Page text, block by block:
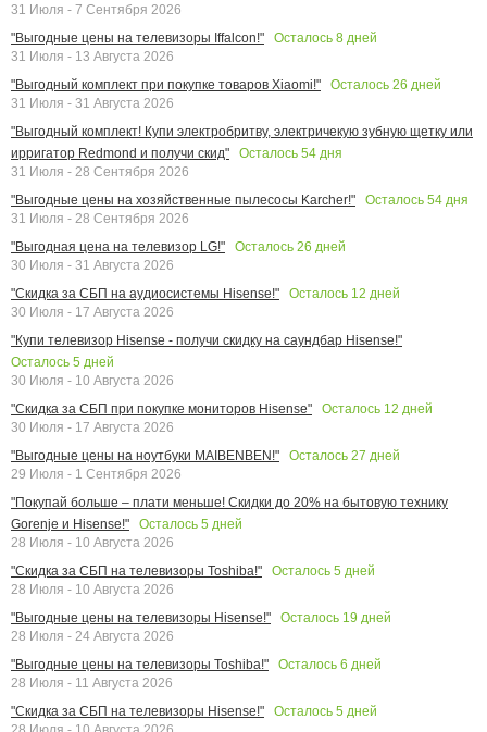
31 Июля - 7 Сентября 2026
"Выгодные цены на телевизоры Iffalcon!"
Осталось 8 дней
31 Июля - 13 Августа 2026
"Выгодный комплект при покупке товаров Xiaomi!"
Осталось 26 дней
31 Июля - 31 Августа 2026
"Выгодный комплект! Купи электробритву, электричекую зубную щетку или
ирригатор Redmond и получи скид"
Осталось 54 дня
31 Июля - 28 Сентября 2026
"Выгодные цены на хозяйственные пылесосы Karcher!"
Осталось 54 дня
31 Июля - 28 Сентября 2026
"Выгодная цена на телевизор LG!"
Осталось 26 дней
30 Июля - 31 Августа 2026
"Скидка за СБП на аудиосистемы Hisense!"
Осталось 12 дней
30 Июля - 17 Августа 2026
"Купи телевизор Hisense - получи скидку на саундбар Hisense!"
Осталось 5 дней
30 Июля - 10 Августа 2026
"Скидка за СБП при покупке мониторов Hisense"
Осталось 12 дней
30 Июля - 17 Августа 2026
"Выгодные цены на ноутбуки MAIBENBEN!"
Осталось 27 дней
29 Июля - 1 Сентября 2026
"Покупай больше – плати меньше! Скидки до 20% на бытовую технику
Gorenje и Hisense!"
Осталось 5 дней
28 Июля - 10 Августа 2026
"Скидка за СБП на телевизоры Toshiba!"
Осталось 5 дней
28 Июля - 10 Августа 2026
"Выгодные цены на телевизоры Hisense!"
Осталось 19 дней
28 Июля - 24 Августа 2026
"Выгодные цены на телевизоры Toshiba!"
Осталось 6 дней
28 Июля - 11 Августа 2026
"Скидка за СБП на телевизоры Hisense!"
Осталось 5 дней